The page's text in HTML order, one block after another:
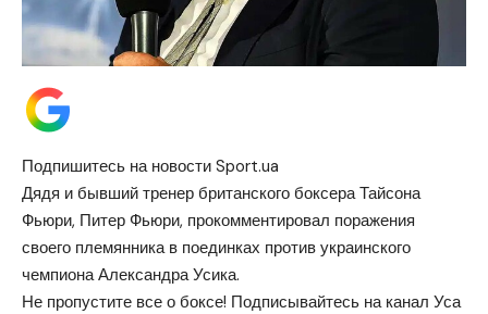
Подпишитесь на новости Sport.ua
Дядя и бывший тренер британского боксера Тайсона
Фьюри, Питер Фьюри, прокомментировал поражения
своего племянника в поединках против украинского
чемпиона Александра Усика.
Не пропустите все о боксе! Подписывайтесь на канал Уса